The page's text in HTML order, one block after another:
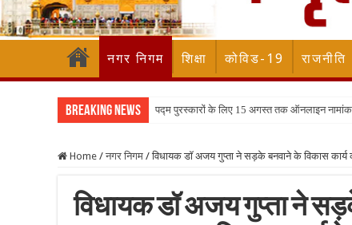
नगर निगम शिक्षा कोविड-19 राजनीति
Breaking News पद्म पुरस्कारों के लिए 15 अगस्त तक ऑनलाइन
Home / नगर निगम / विधायक डॉ अजय गुप्ता ने सड़के बनवाने के विकास
विधायक डॉ अजय गुप्ता ने